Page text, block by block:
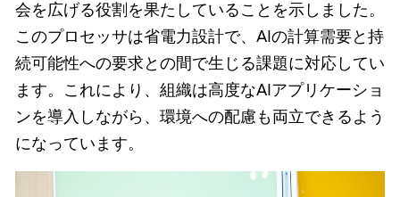
会を広げる役割を果たしていることを示しました。
このプロセッサは省電力設計で、AIの計算需要と持
続可能性への要求との間で生じる課題に対応してい
ます。これにより、組織は高度なAIアプリケーショ
ンを導入しながら、環境への配慮も両立できるよう
になっています。